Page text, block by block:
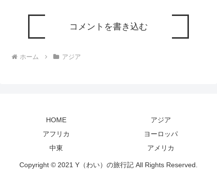
コメントを書き込む
ホーム アジア
HOME
アジア
アフリカ
ヨーロッパ
中東
アメリカ
Copyright © 2021 Y（わい）の旅行記 All Rights Reserved.